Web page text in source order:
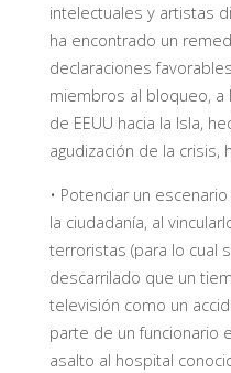
intelectuales y artistas
ha encontrado un
declaraciones
miembros al bloqueo, a
de EEUU hacia la Isla,
agudización de la crisis,
• Potenciar un
la ciudadanía, al
terroristas (para lo cual
descarrilado que un
televisión como un
parte de un funcionario
asalto al hospital